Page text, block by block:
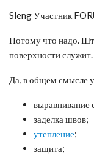
Sleng Участник
Потому что надо.
поверхности служит.
Да, в общем смысле
выравнивание
заделка швов;
утепление;
защита;